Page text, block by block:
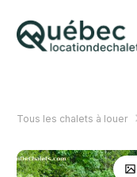
Tous les chalets à louer